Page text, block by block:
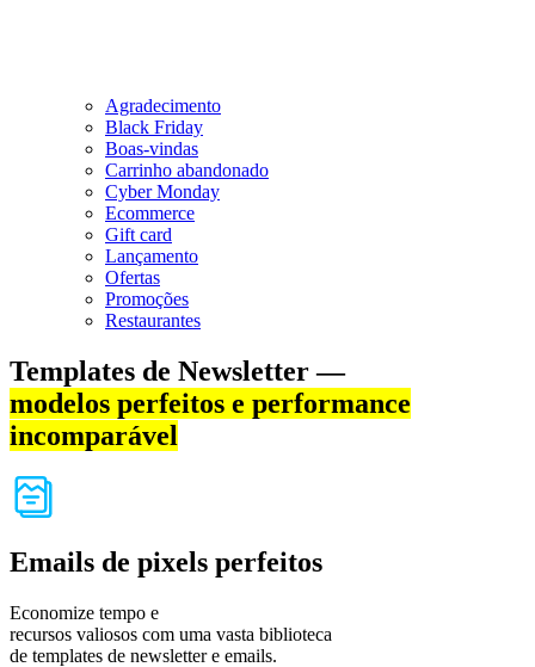
Agradecimento
Black Friday
Boas-vindas
Carrinho abandonado
Cyber Monday
Ecommerce
Gift card
Lançamento
Ofertas
Promoções
Restaurantes
Templates de Newsletter —
modelos perfeitos e performance
incomparável
Emails de pixels perfeitos
Economize tempo e
recursos valiosos com uma vasta biblioteca
de templates de newsletter e emails.